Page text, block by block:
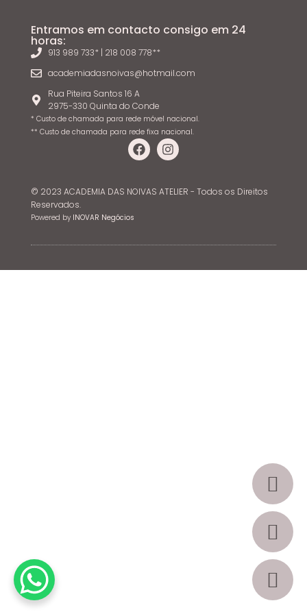
© 2023 ACADEMIA DAS NOIVAS ATELIER - Todos os Direitos
Reservados.
Powered by INOVAR Negócios
* Custo de chamada para rede móvel nacional.
** Custo de chamada para rede fixa nacional.
913 989 733* | 218 008 778**
academiadasnoivas@hotmail.com
Rua Piteira Santos 16 A
2975-330 Quinta do Conde
Entramos em contacto consigo em 24
horas: